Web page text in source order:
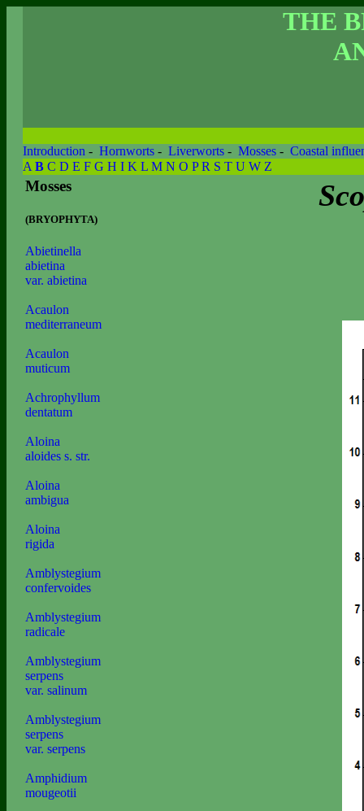
THE
Introduction - Hornworts - Liverworts - Mosses - Coastal
A B C D E F G H I K L M N O P R S T U W Z
Mosses
(BRYOPHYTA)
Abietinella
abietina
var. abietina
Acaulon
mediterraneum
Acaulon
muticum
Achrophyllum
dentatum
Aloina
aloides s. str.
Aloina
ambigua
Aloina
rigida
Amblystegium
confervoides
Amblystegium
radicale
Amblystegium
serpens
var. salinum
Amblystegium
serpens
var. serpens
Amphidium
mougeotii